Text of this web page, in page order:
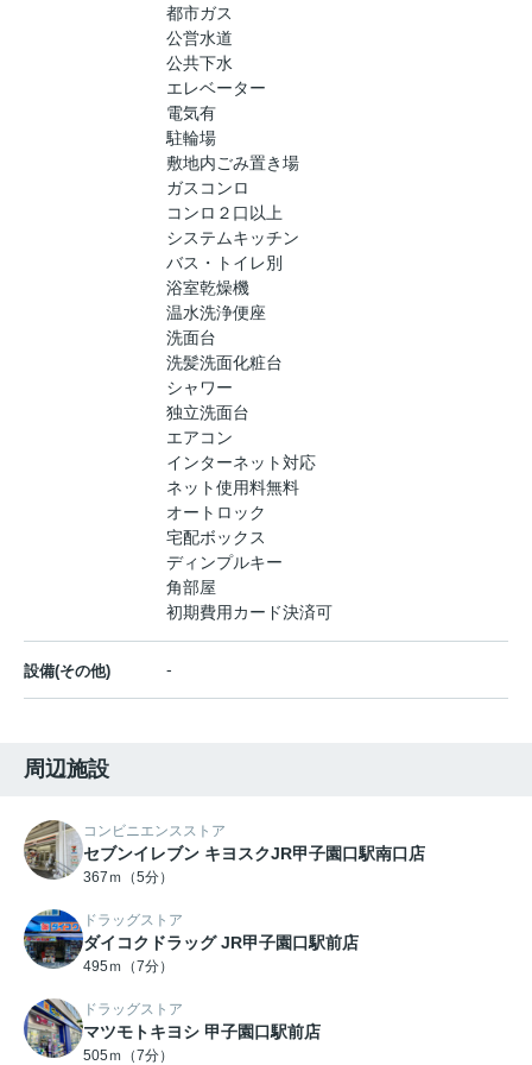
都市ガス
公営水道
公共下水
エレベーター
電気有
駐輪場
敷地内ごみ置き場
ガスコンロ
コンロ２口以上
システムキッチン
バス・トイレ別
浴室乾燥機
温水洗浄便座
洗面台
洗髪洗面化粧台
シャワー
独立洗面台
エアコン
インターネット対応
ネット使用料無料
オートロック
宅配ボックス
ディンプルキー
角部屋
初期費用カード決済可
設備(その他) -
周辺施設
コンビニエンスストア
セブンイレブン キヨスクJR甲子園口駅南口店
367ｍ（5分）
ドラッグストア
ダイコクドラッグ JR甲子園口駅前店
495ｍ（7分）
ドラッグストア
マツモトキヨシ 甲子園口駅前店
505ｍ（7分）